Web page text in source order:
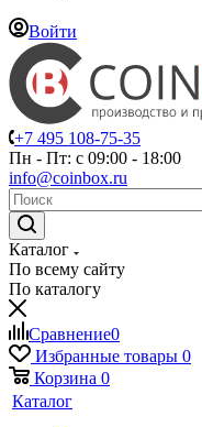
Войти
+7 495 108-75-35
Пн - Пт: с 09:00 - 18:00
info@coinbox.ru
Каталог
По всему сайту
По каталогу
Сравнение0
Избранные товары 0
Корзина 0
Каталог